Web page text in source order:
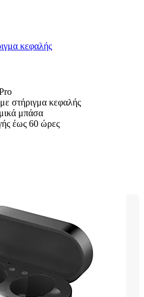
κεφαλής
στήριγμα κεφαλής
μπάσα
έως 60 ώρες